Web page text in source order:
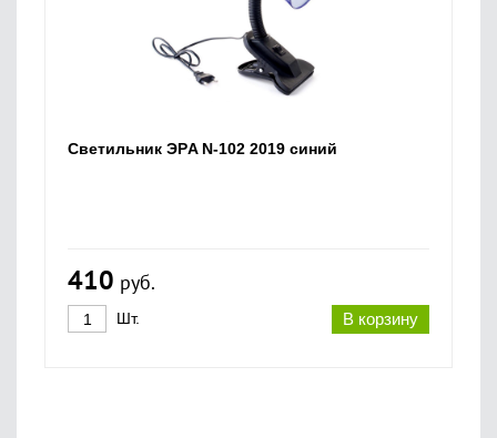
Светильник ЭРA N-102 2019 синий
410 руб.
В корзину
Шт.